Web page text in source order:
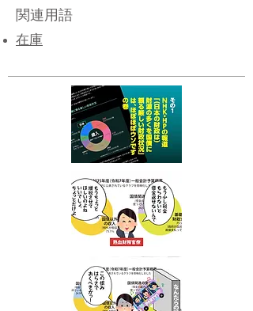
関連用語
在庫